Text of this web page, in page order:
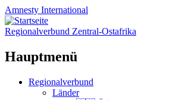
Amnesty International
Regionalverbund Zentral-Ostafrika
Hauptmenü
Zum
Regionalverbund
Länder